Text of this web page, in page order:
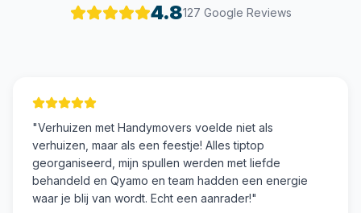
4.8127 Google Reviews
"Verhuizen met Handymovers voelde niet als
verhuizen, maar als een feestje! Alles tiptop
georganiseerd, mijn spullen werden met liefde
behandeld en Qyamo en team hadden een energie
waar je blij van wordt. Echt een aanrader!"